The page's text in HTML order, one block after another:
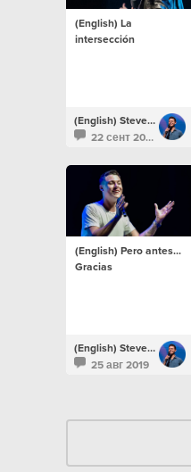
(English) La
intersección
(English) Steven Richards
22 сент 2019
(English) Pero antes...
Gracias
(English) Steven Richards
25 авг 2019